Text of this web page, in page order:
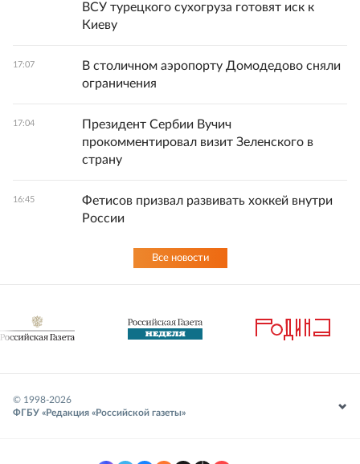
ВСУ турецкого сухогруза готовят иск к
Киеву
17:07
В столичном аэропорту Домодедово сняли
ограничения
17:04
Президент Сербии Вучич
прокомментировал визит Зеленского в
страну
16:45
Фетисов призвал развивать хоккей внутри
России
Все новости
© 1998-2026
ФГБУ «Редакция «Российской газеты»